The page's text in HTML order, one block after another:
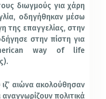
διωγμούς για χάρη
οδηγήθηκαν μέσω
της επαγγελίας, στην
στην πίστη για
way of life
αιώνα ακολούθησαν
πολιτικά